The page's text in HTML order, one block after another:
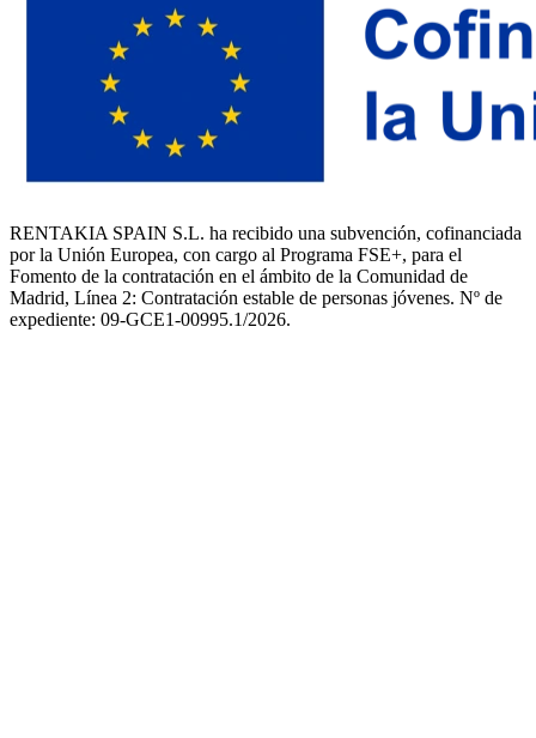
RENTAKIA SPAIN S.L. ha recibido una subvención, cofinanciada
por la Unión Europea, con cargo al Programa FSE+, para el
Fomento de la contratación en el ámbito de la Comunidad de
Madrid, Línea 2: Contratación estable de personas jóvenes. Nº de
expediente: 09-GCE1-00995.1/2026.